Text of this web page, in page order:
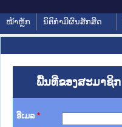
ໜ້າຫຼັກ ນິຕິກໍາມີຜົນສັກສິດ
ພື້ນທີ່ຂອງສະມາຊິກ
ອີເມລ *